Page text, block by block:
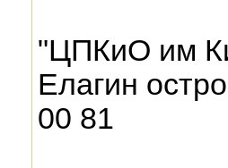
"ЦПКиО им
Елагин
00 81